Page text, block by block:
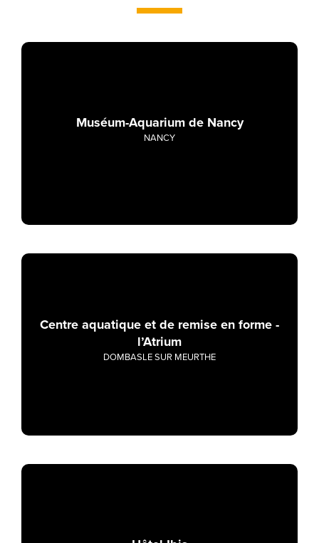
Muséum-Aquarium de Nancy
NANCY
Centre aquatique et de remise en forme -
l’Atrium
DOMBASLE SUR MEURTHE